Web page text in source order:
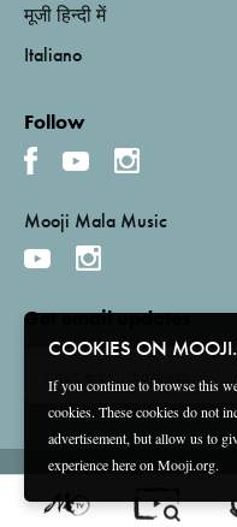
COOKIES ON
If you continue to browse this
cookies. These cookies do not
advertisement, but allow us to
experience here on Mooji.org.
मूजी हिन्दी में
Italiano
Follow
Mooji Mala Music
Get email updates
© 2026 Mooji Media
Terms and Conditions